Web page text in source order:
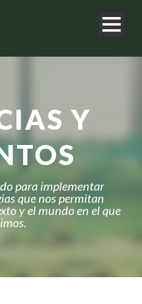
Y
para implementar
que nos permitan
y el mundo en el que